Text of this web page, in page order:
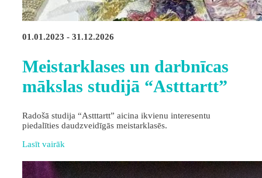
01.01.2023 - 31.12.2026
Meistarklases un darbnīcas
mākslas studijā “Astttartt”
Radošā studija “Astttartt” aicina ikvienu interesentu
piedalīties daudzveidīgās meistarklasēs.
Lasīt vairāk